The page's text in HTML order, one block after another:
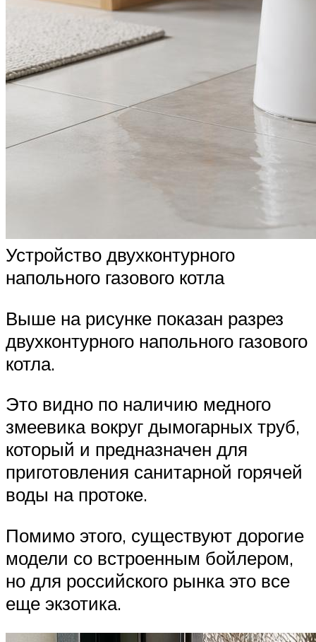
Устройство двухконтурного
напольного газового котла
Выше на рисунке показан разрез
двухконтурного напольного газового
котла.
Это видно по наличию медного
змеевика вокруг дымогарных труб,
который и предназначен для
приготовления санитарной горячей
воды на протоке.
Помимо этого, существуют дорогие
модели со встроенным бойлером,
но для российского рынка это все
еще экзотика.